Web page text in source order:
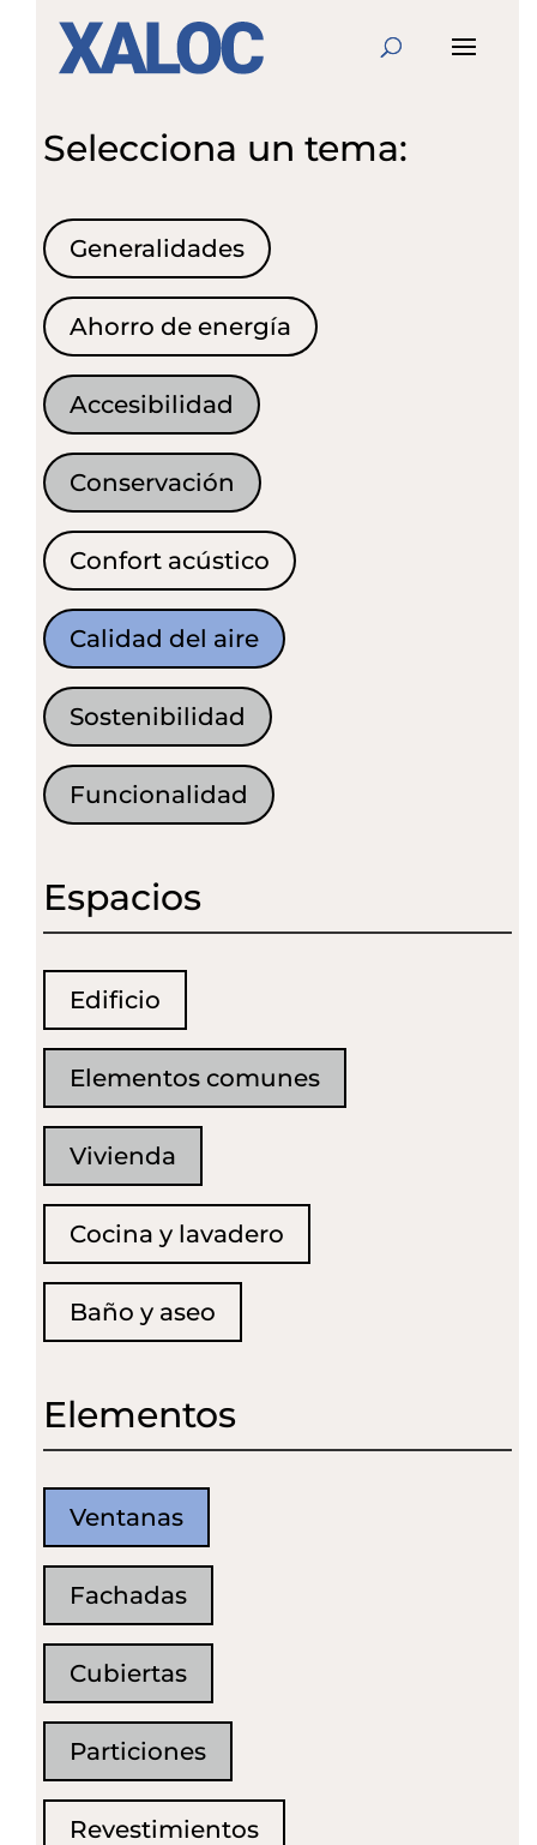
Selecciona un tema:
Generalidades
Ahorro de energía
Accesibilidad
Conservación
Confort acústico
Calidad del aire
Sostenibilidad
Funcionalidad
Espacios
Edificio
Elementos comunes
Vivienda
Cocina y lavadero
Baño y aseo
Elementos
Ventanas
Fachadas
Cubiertas
Particiones
Revestimientos